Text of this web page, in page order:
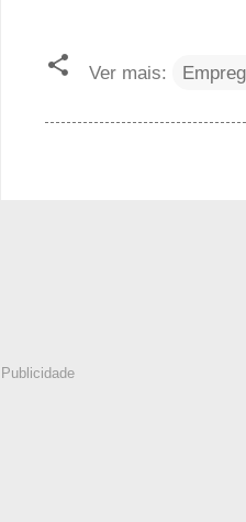
Ver mais:
Publicidade